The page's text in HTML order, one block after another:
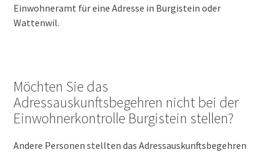
Einwohneramt für eine Adresse in Burgistein oder
Wattenwil.
Möchten Sie das
Adressauskunftsbegehren nicht bei der
Einwohnerkontrolle Burgistein stellen?
Andere Personen stellten das Adressauskunftsbegehren